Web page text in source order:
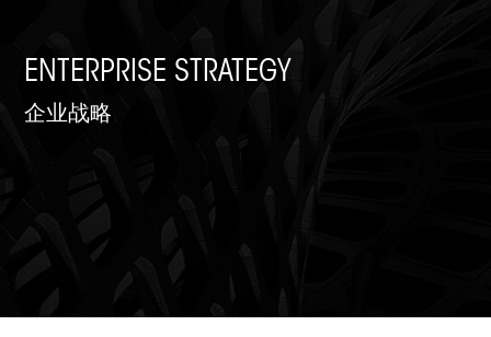
ENTERPRISE STRATEGY
企业战略